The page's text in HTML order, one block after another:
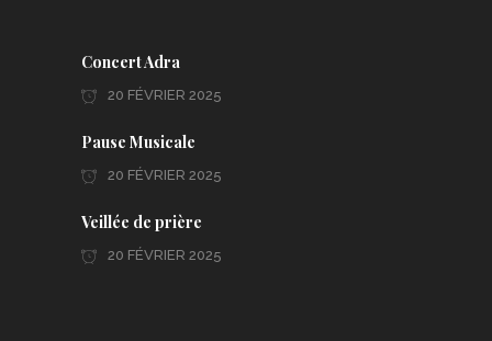
Concert Adra
20 FÉVRIER 2025
Pause Musicale
20 FÉVRIER 2025
Veillée de prière
20 FÉVRIER 2025